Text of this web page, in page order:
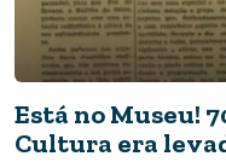
Está no Museu!
Cultura era